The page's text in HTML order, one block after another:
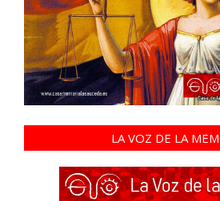
LA VOZ DE LA